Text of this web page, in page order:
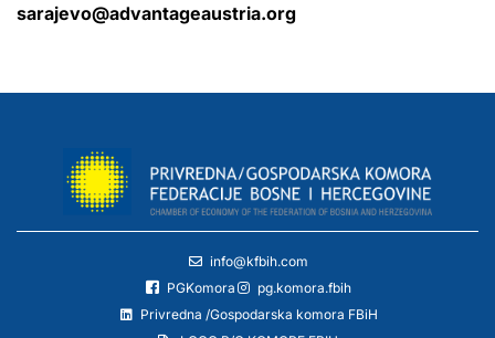
sarajevo@advantageaustria.org
info@kfbih.com
PGKomora
pg.komora.fbih
Privredna /Gospodarska komora FBiH